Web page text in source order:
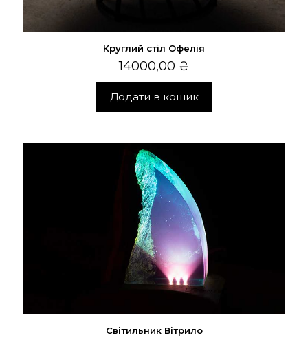
Круглий стіл Офелія
14000,00 ₴
Додати в кошик
Світильник Вітрило